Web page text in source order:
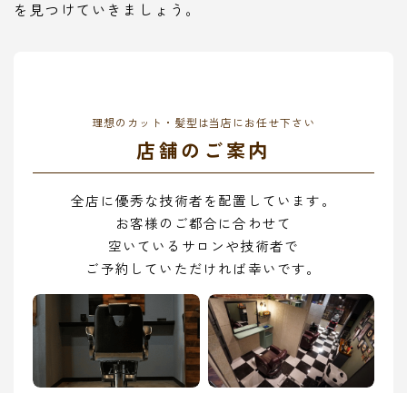
を見つけていきましょう。
理想のカット・髪型は当店にお任せ下さい
店舗のご案内
全店に優秀な技術者を配置しています。
お客様のご都合に合わせて
空いているサロンや技術者で
ご予約していただければ幸いです。